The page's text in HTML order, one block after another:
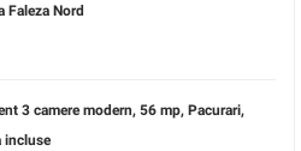
Faleza Nord
3 camere modern, 56 mp, Pacurari,
incluse